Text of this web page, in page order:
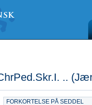
..
FORKORTELSE PÅ SEDDEL